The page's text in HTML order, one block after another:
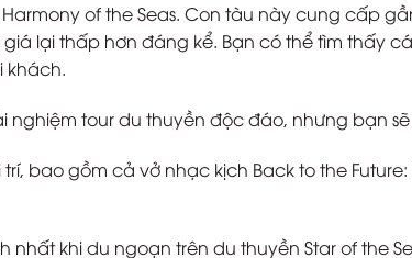
of the Seas. Con tàu này cung cấp
giá lại thấp hơn đáng kể. Bạn có thể tìm thấy
khách.
tour du thuyền độc đáo, nhưng bạn
bao gồm cả vở nhạc kịch Back to the
nhất khi du ngoạn trên du thuyền Star of the